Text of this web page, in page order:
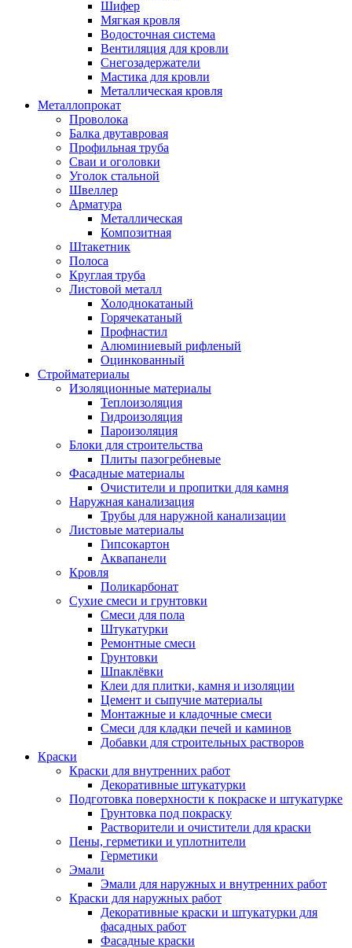
Шифер
Мягкая кровля
Водосточная система
Вентиляция для кровли
Снегозадержатели
Мастика для кровли
Металлическая кровля
Металлопрокат
Проволока
Балка двутавровая
Профильная труба
Сваи и оголовки
Уголок стальной
Швеллер
Арматура
Металлическая
Композитная
Штакетник
Полоса
Круглая труба
Листовой металл
Холоднокатаный
Горячекатаный
Профнастил
Алюминиевый рифленый
Оцинкованный
Стройматериалы
Изоляционные материалы
Теплоизоляция
Гидроизоляция
Пароизоляция
Блоки для строительства
Плиты пазогребневые
Фасадные материалы
Очистители и пропитки для камня
Наружная канализация
Трубы для наружной канализации
Листовые материалы
Гипсокартон
Аквапанели
Кровля
Поликарбонат
Сухие смеси и грунтовки
Смеси для пола
Штукатурки
Ремонтные смеси
Грунтовки
Шпаклёвки
Клеи для плитки, камня и изоляции
Цемент и сыпучие материалы
Монтажные и кладочные смеси
Смеси для кладки печей и каминов
Добавки для строительных растворов
Краски
Краски для внутренних работ
Декоративные штукатурки
Подготовка поверхности к покраске и штукатурке
Грунтовка под покраску
Растворители и очистители для краски
Пены, герметики и уплотнители
Герметики
Эмали
Эмали для наружных и внутренних работ
Краски для наружных работ
Декоративные краски и штукатурки для
фасадных работ
Фасадные краски